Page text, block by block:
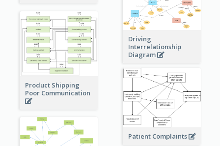
Driving
Interrelationship
Diagram
Product Shipping
Poor Communication
Patient Complaints